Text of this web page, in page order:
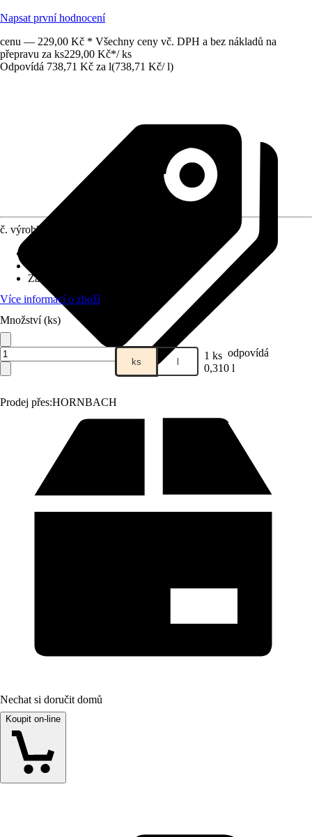
Napsat první hodnocení
cenu — 229,00 Kč * Všechny ceny vč. DPH a bez nákladů na
přepravu za ks229,00 Kč*/ ks
Odpovídá 738,71 Kč za l(738,71 Kč/ l)
Prodej přes:HORNBACH
č. výrobku
Základní barva
Více informací o zboží
Množství (ks)
ks l 1 ks odpovídá
0,310 l
Nechat si doručit domů
Koupit on-line